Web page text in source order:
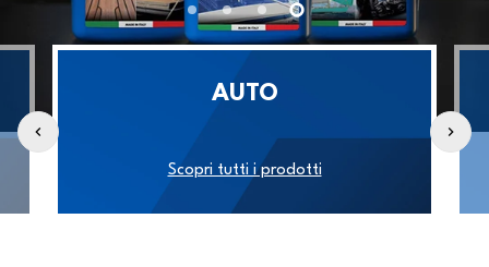
AUTO
Scopri tutti i prodotti